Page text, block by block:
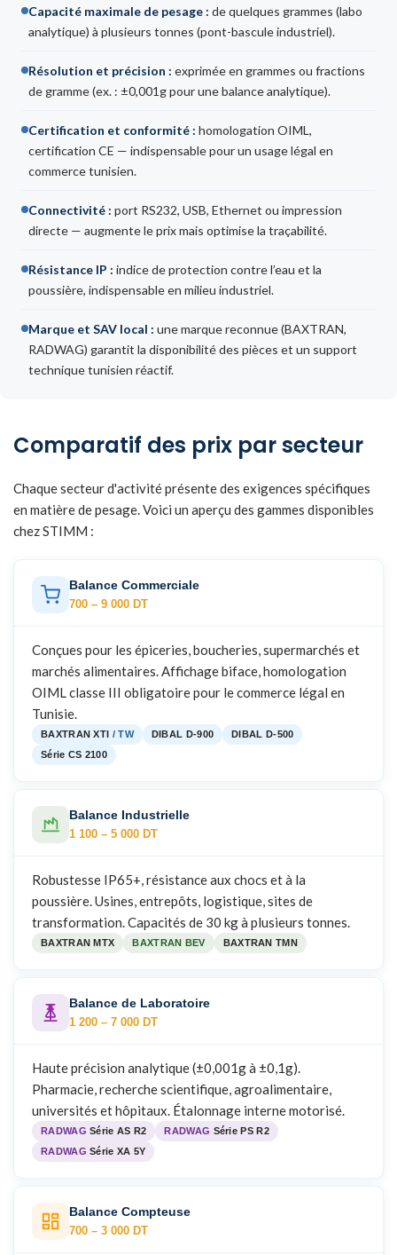
Capacité maximale de pesage : de quelques grammes (labo
analytique) à plusieurs tonnes (pont-bascule industriel).
Résolution et précision : exprimée en grammes ou fractions
de gramme (ex. : ±0,001g pour une balance analytique).
Certification et conformité : homologation OIML,
certification CE — indispensable pour un usage légal en
commerce tunisien.
Connectivité : port RS232, USB, Ethernet ou impression
directe — augmente le prix mais optimise la traçabilité.
Résistance IP : indice de protection contre l’eau et la
poussière, indispensable en milieu industriel.
Marque et SAV local : une marque reconnue (BAXTRAN,
RADWAG) garantit la disponibilité des pièces et un support
technique tunisien réactif.
Comparatif des prix par secteur
Chaque secteur d'activité présente des exigences spécifiques
en matière de pesage. Voici un aperçu des gammes disponibles
chez STIMM :
Balance Commerciale
700 – 9 000 DT
Conçues pour les épiceries, boucheries, supermarchés et
marchés alimentaires. Affichage biface, homologation
OIML classe III obligatoire pour le commerce légal en
Tunisie.
BAXTRAN XTI / TW DIBAL D-900
DIBAL D-500
Série CS 2100
Balance Industrielle
1 100 – 5 000 DT
Robustesse IP65+, résistance aux chocs et à la
poussière. Usines, entrepôts, logistique, sites de
transformation. Capacités de 30 kg à plusieurs tonnes.
BAXTRAN MTX BAXTRAN BEV BAXTRAN TMN
Balance de Laboratoire
1 200 – 7 000 DT
Haute précision analytique (±0,001g à ±0,1g).
Pharmacie, recherche scientifique, agroalimentaire,
universités et hôpitaux. Étalonnage interne motorisé.
RADWAGSérie AS R2 RADWAG Série PS R2
RADWAGSérie XA 5Y
Balance Compteuse
700 – 3 000 DT